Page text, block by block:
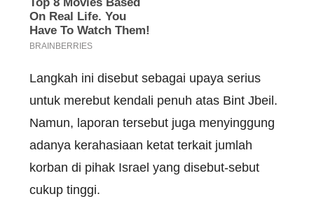
Langkah ini disebut sebagai upaya serius
untuk merebut kendali penuh atas Bint Jbeil.
Namun, laporan tersebut juga menyinggung
adanya kerahasiaan ketat terkait jumlah
korban di pihak Israel yang disebut-sebut
cukup tinggi.